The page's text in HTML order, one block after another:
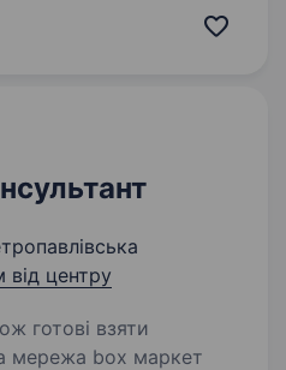
Роботу
від центру
готові взяти